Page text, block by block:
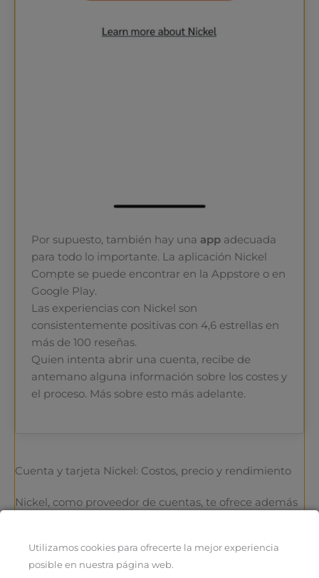
Por supuesto, también hay una appadecuada
para todo lo importante. La aplicación Nickel
Compte se puede encontrar en la Appstore o en
Google Play.
Las experiencias con Nickel son
consistentemente positivas con 4,6 estrellas en
más de 100 reseñas.
Quien intenta abrir una cuenta, recibe de
antemano alguna información sobre los costes y
el proceso. Más sobre esto más adelante.
Cuenta y tarjeta Nickel: Costos, precio y rendimiento
Nickel, como proveedor de cuentas, te ofrece además
están claramente estructurados y van desde lo simple
hasta lo premium.
Utilizamos cookies para ofrecerte la mejor experiencia
posible en nuestra página web.